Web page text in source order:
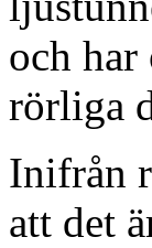
och har
rörliga
Inifrån
att det